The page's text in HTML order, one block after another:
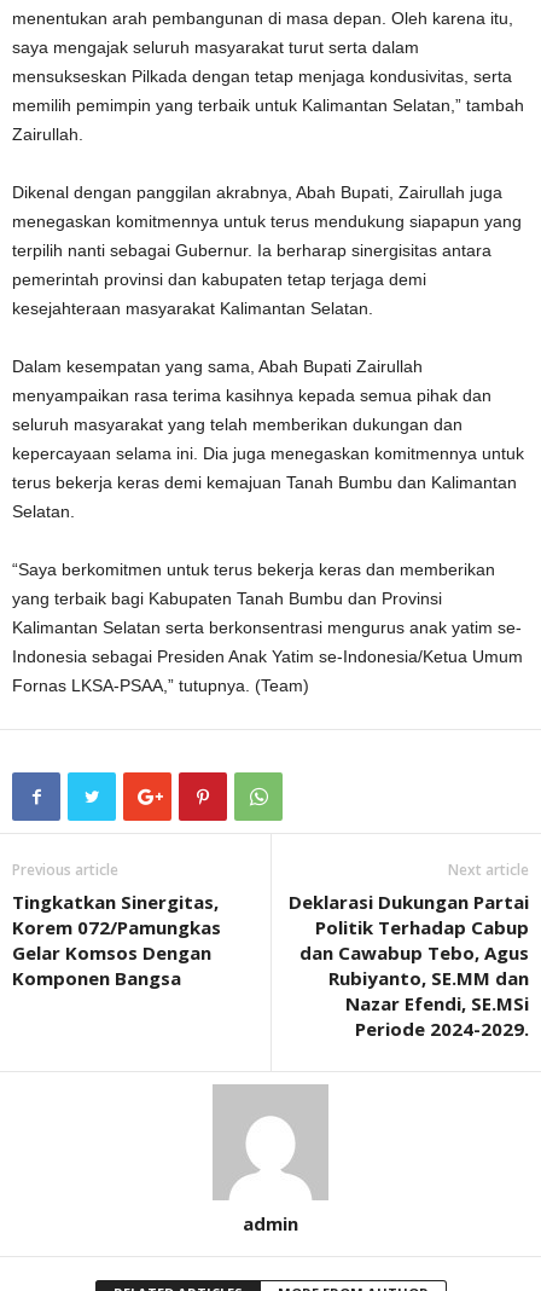
menentukan arah pembangunan di masa depan. Oleh karena itu,
saya mengajak seluruh masyarakat turut serta dalam
mensukseskan Pilkada dengan tetap menjaga kondusivitas, serta
memilih pemimpin yang terbaik untuk Kalimantan Selatan,” tambah
Zairullah.
Dikenal dengan panggilan akrabnya, Abah Bupati, Zairullah juga
menegaskan komitmennya untuk terus mendukung siapapun yang
terpilih nanti sebagai Gubernur. Ia berharap sinergisitas antara
pemerintah provinsi dan kabupaten tetap terjaga demi
kesejahteraan masyarakat Kalimantan Selatan.
Dalam kesempatan yang sama, Abah Bupati Zairullah
menyampaikan rasa terima kasihnya kepada semua pihak dan
seluruh masyarakat yang telah memberikan dukungan dan
kepercayaan selama ini. Dia juga menegaskan komitmennya untuk
terus bekerja keras demi kemajuan Tanah Bumbu dan Kalimantan
Selatan.
“Saya berkomitmen untuk terus bekerja keras dan memberikan
yang terbaik bagi Kabupaten Tanah Bumbu dan Provinsi
Kalimantan Selatan serta berkonsentrasi mengurus anak yatim se-
Indonesia sebagai Presiden Anak Yatim se-Indonesia/Ketua Umum
Fornas LKSA-PSAA,” tutupnya. (Team)
Previous article
Tingkatkan Sinergitas,
Korem 072/Pamungkas
Gelar Komsos Dengan
Komponen Bangsa
Next article
Deklarasi Dukungan Partai
Politik Terhadap Cabup
dan Cawabup Tebo, Agus
Rubiyanto, SE.MM dan
Nazar Efendi, SE.MSi
Periode 2024-2029.
admin